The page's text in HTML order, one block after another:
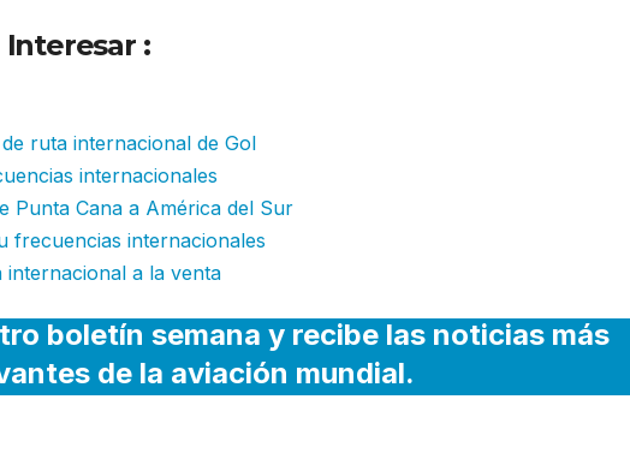
:
ruta internacional de Gol
internacionales
Punta Cana a América del Sur
frecuencias internacionales
a la venta
boletín semana y recibe las noticias más
de la aviación mundial.